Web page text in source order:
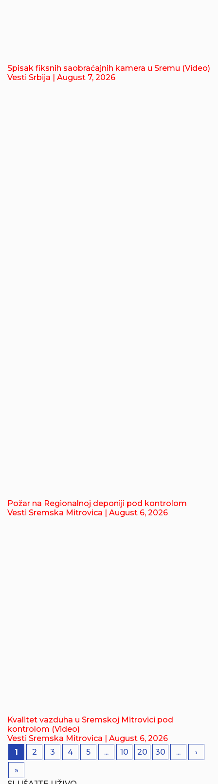
Spisak fiksnih saobraćajnih kamera u Sremu (Video)
Vesti Srbija | August 7, 2026
Požar na Regionalnoj deponiji pod kontrolom
Vesti Sremska Mitrovica | August 6, 2026
Kvalitet vazduha u Sremskoj Mitrovici pod
kontrolom (Video)
Vesti Sremska Mitrovica | August 6, 2026
1
2 3 4 5 ... 10 20 30 ...
›
»